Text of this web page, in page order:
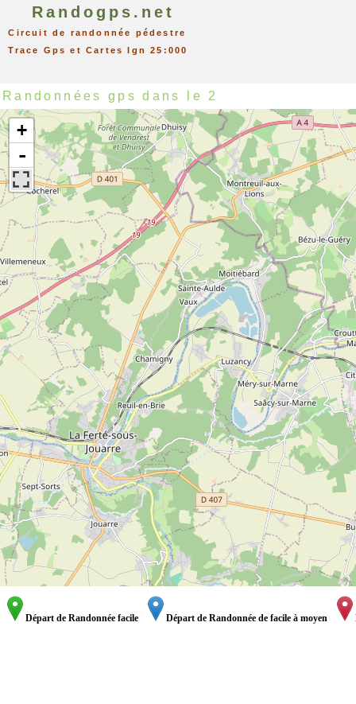
Randogps.net
Circuit de randonnée pédestre
Trace Gps et Cartes Ign 25:000
Randonnées gps dans le 2
+
-
Départ de Randonnée facile Départ de Randonnée de facile à moyen